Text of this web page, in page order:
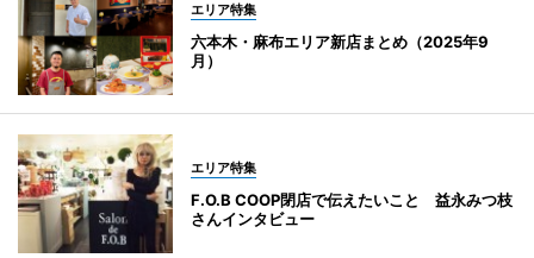
エリア特集
六本木・麻布エリア新店まとめ（2025年9
月）
エリア特集
F.O.B COOP閉店で伝えたいこと 益永みつ枝
さんインタビュー